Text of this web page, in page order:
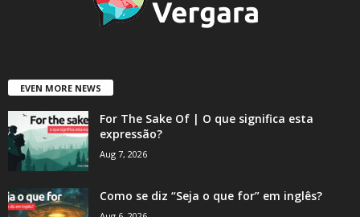
EVEN MORE NEWS
For The Sake Of | O que significa esta
expressão?
Aug 7, 2026
Como se diz “Seja o que for” em inglês?